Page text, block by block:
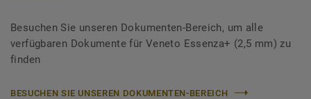
Besuchen Sie unseren Dokumenten-Bereich, um alle
verfügbaren Dokumente für Veneto Essenza+ (2,5 mm) zu
finden
BESUCHEN SIE UNSEREN DOKUMENTEN-BEREICH